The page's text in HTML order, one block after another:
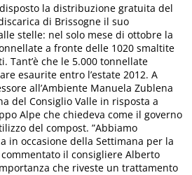
la distribuzione gratuita del
di Brissogne il suo
stelle: nel solo mese di ottobre la
a fronte delle 1020 smaltite
Tant’è che le 5.000 tonnellate
esaurite entro l’estate 2012. A
all’Ambiente Manuela Zublena
del Consiglio Valle in risposta a
Alpe che chiedeva come il governo
del compost. ”Abbiamo
in occasione della Settimana per la
il consigliere Alberto
che riveste un trattamento